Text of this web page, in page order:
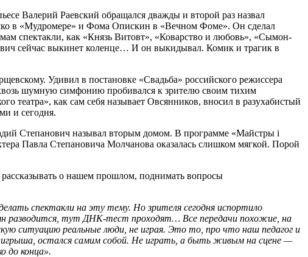
Валерий Раевский обращался дважды и второй раз назвал
в «Мудромере» и Фома Опискин в «Вечном Фоме». Он сделал
спектакли, как «Князь Витовт», «Коварство и любовь», «Сымон-
сейчас выкинет коленце… И он выкидывал. Комик и трагик в
Удивил в постановке «Свадьба» российского режиссера
шумную симфонию пробивался к зрителю своим тихим
театра», как сам себя называет Овсянников, вносил в разу­хабистый
и сегодня.
Степанович называл вторым домом. В программе «Майстры і
Павла Степановича Молчанова оказалась слишком мягкой. Порой
о нашем прошлом, поднимать вопросы
спектакли на эту тему. Но зрителя сегодня испортило
разводится, тут ДНК-тест проходят… Все передачи похожие, на
ситуацию реальные люди, не играя. Это то, про что наш педагог и
остался самим собой. Не играть, а быть живым на сцене —
до конца».